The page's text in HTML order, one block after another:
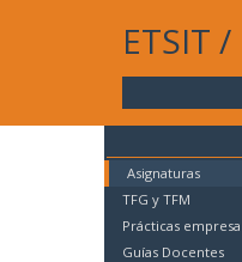
ETSIT /
Asignaturas
TFG y TFM
Prácticas empresa
Guías Docentes